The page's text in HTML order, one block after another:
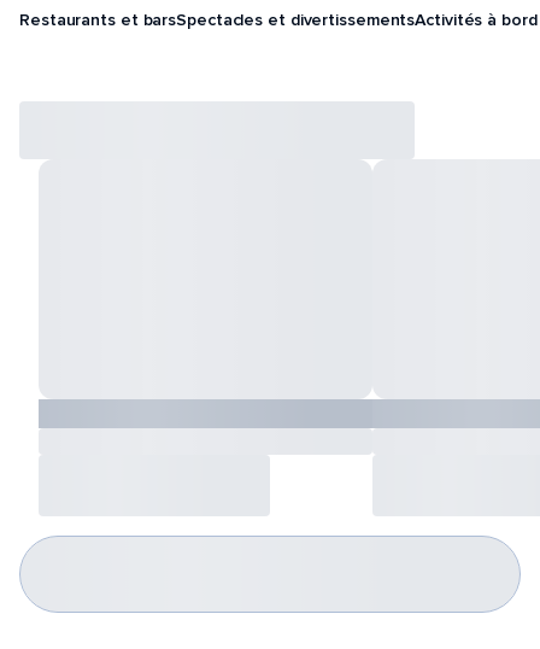
Restaurants et barsSpectacles et divertissementsActivités à bord